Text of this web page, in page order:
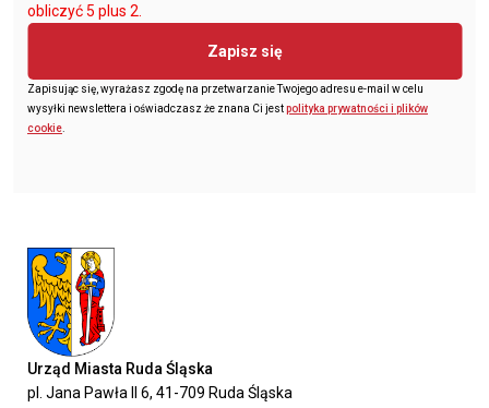
obliczyć 5 plus 2.
Zapisz się
Zapisując się, wyrażasz zgodę na przetwarzanie Twojego adresu e-mail w celu
wysyłki newslettera i oświadczasz że znana Ci jestpolityka prywatności i plików
cookie
Urząd Miasta Ruda Śląska
pl. Jana Pawła II 6, 41-709 Ruda Śląska